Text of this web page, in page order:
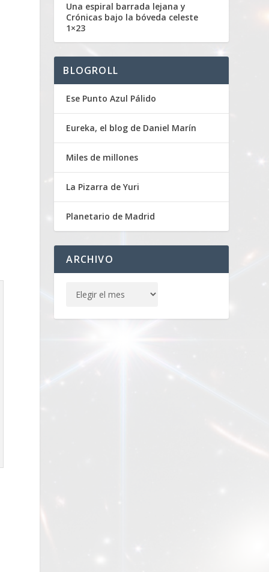
Una espiral barrada lejana y
Crónicas bajo la bóveda celeste
1×23
BLOGROLL
Ese Punto Azul Pálido
Eureka, el blog de Daniel Marín
Miles de millones
La Pizarra de Yuri
Planetario de Madrid
ARCHIVO